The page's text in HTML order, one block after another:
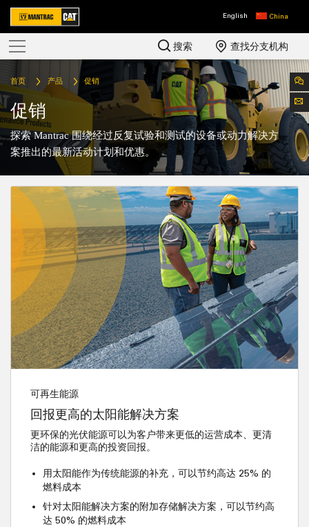
English China
搜索 查找分支机构
首页 产品 促销
促销
探索 Mantrac 围绕经过反复试验和测试的设备或动力解决方
案推出的最新活动计划和优惠。
可再生能源
回报更高的太阳能解决方案
更环保的光伏能源可以为客户带来更低的运营成本、更清
洁的能源和更高的投资回报。
用太阳能作为传统能源的补充，可以节约高达 25% 的
燃料成本
针对太阳能解决方案的附加存储解决方案，可以节约高
达 50% 的燃料成本